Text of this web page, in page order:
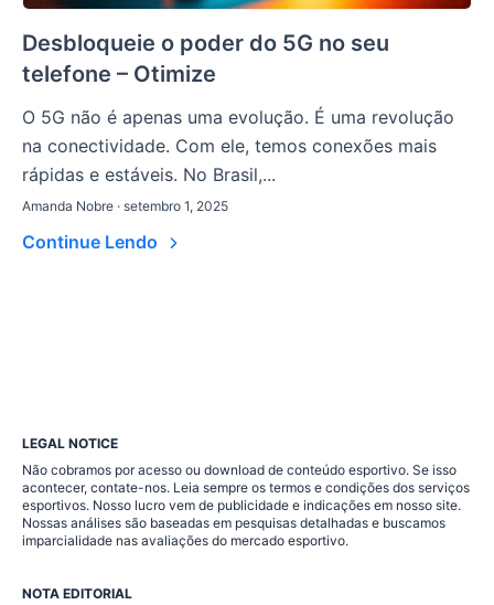
Desbloqueie o poder do 5G no seu
telefone – Otimize
O 5G não é apenas uma evolução. É uma revolução
na conectividade. Com ele, temos conexões mais
rápidas e estáveis. No Brasil,...
Amanda Nobre · setembro 1, 2025
Continue Lendo
LEGAL NOTICE
Não cobramos por acesso ou download de conteúdo esportivo. Se isso
acontecer, contate-nos. Leia sempre os termos e condições dos serviços
esportivos. Nosso lucro vem de publicidade e indicações em nosso site.
Nossas análises são baseadas em pesquisas detalhadas e buscamos
imparcialidade nas avaliações do mercado esportivo.
NOTA EDITORIAL